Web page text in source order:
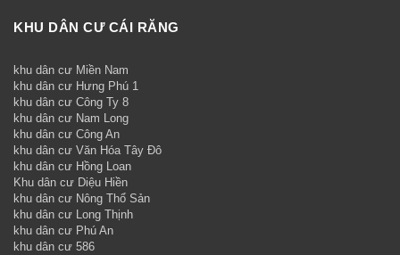
KHU DÂN CƯ CÁI RĂNG
khu dân cư Miền Nam
khu dân cư Hưng Phú 1
khu dân cư Công Ty 8
khu dân cư Nam Long
khu dân cư Công An
khu dân cư Văn Hóa Tây Đô
khu dân cư Hồng Loan
Khu dân cư Diệu Hiền
khu dân cư Nông Thổ Sản
khu dân cư Long Thịnh
khu dân cư Phú An
khu dân cư 586